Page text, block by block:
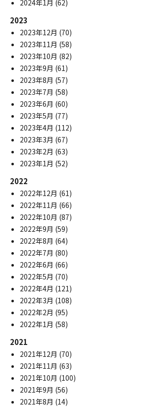
2024年1月 (62)
2023
2023年12月 (70)
2023年11月 (58)
2023年10月 (82)
2023年9月 (61)
2023年8月 (57)
2023年7月 (58)
2023年6月 (60)
2023年5月 (77)
2023年4月 (112)
2023年3月 (67)
2023年2月 (63)
2023年1月 (52)
2022
2022年12月 (61)
2022年11月 (66)
2022年10月 (87)
2022年9月 (59)
2022年8月 (64)
2022年7月 (80)
2022年6月 (66)
2022年5月 (70)
2022年4月 (121)
2022年3月 (108)
2022年2月 (95)
2022年1月 (58)
2021
2021年12月 (70)
2021年11月 (63)
2021年10月 (100)
2021年9月 (56)
2021年8月 (14)